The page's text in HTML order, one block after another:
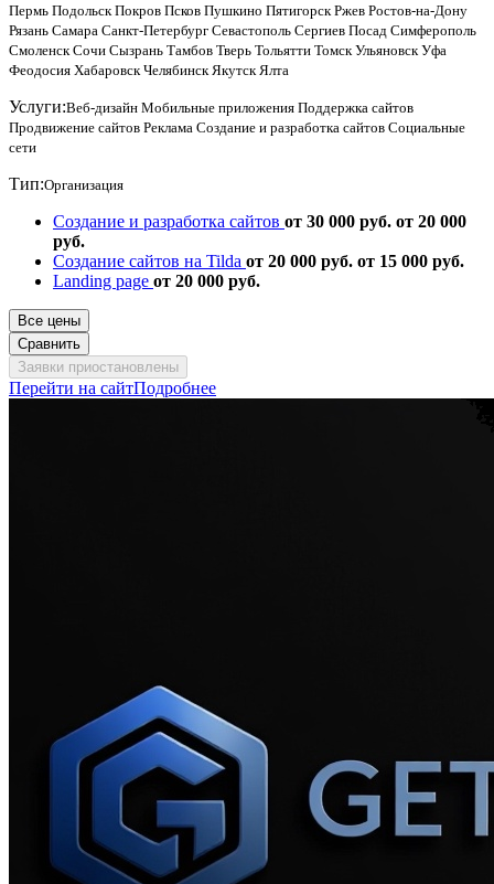
Пермь Подольск Покров Псков Пушкино Пятигорск Ржев Ростов-на-Дону
Рязань Самара Санкт-Петербург Севастополь Сергиев Посад Симферополь
Смоленск Сочи Сызрань Тамбов Тверь Тольятти Томск Ульяновск Уфа
Феодосия Хабаровск Челябинск Якутск Ялта
Услуги:Веб-дизайн Мобильные приложения Поддержка сайтов
Продвижение сайтов Реклама Создание и разработка сайтов Социальные
сети
Тип:Организация
Создание и разработка сайтов от 30 000 руб. от 20 000
руб.
Создание сайтов на Tilda от 20 000 руб. от 15 000 руб.
Landing page от 20 000 руб.
Все цены
Сравнить
Заявки приостановлены
Перейти на сайтПодробнее